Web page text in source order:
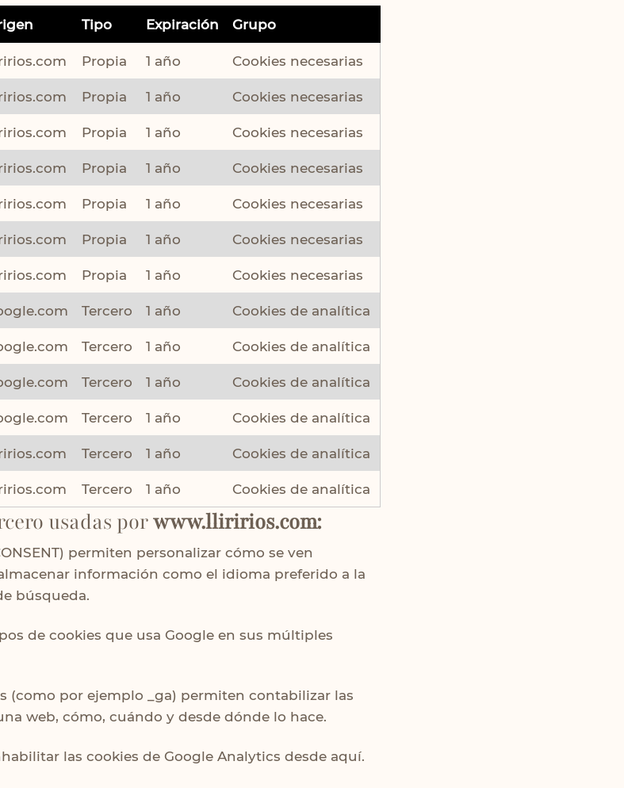
Tipo Expiración Grupo
Propia 1 año Cookies necesarias
Propia 1 año Cookies necesarias
Propia 1 año Cookies necesarias
Propia 1 año Cookies necesarias
Propia 1 año Cookies necesarias
Propia 1 año Cookies necesarias
Propia 1 año Cookies necesarias
Tercero 1 año Cookies de analítica
Tercero 1 año Cookies de analítica
Tercero 1 año Cookies de analítica
Tercero 1 año Cookies de analítica
Tercero 1 año Cookies de analítica
Tercero 1 año Cookies de analítica
usadas porwww.lliririos.com:
permiten personalizar cómo se ven
información como el idioma preferido a la
búsqueda.
de cookies que usa Google en sus múltiples
(como por ejemplo _ga) permiten contabilizar las
web, cómo, cuándo y desde dónde lo hace.
las cookies de Google Analytics desde aquí.